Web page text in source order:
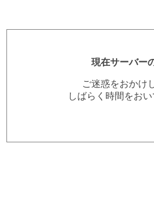
現在サーバー
ご迷惑をおかけ
しばらく時間をお